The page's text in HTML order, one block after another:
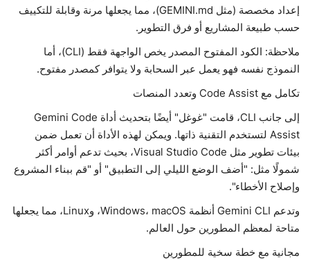
إعداد مخصصة (مثل GEMINI.md)، مما يجعلها مرنة وقابلة للتكييف
حسب طبيعة المشاريع أو فرق التطوير.
ملاحظة: الكود المفتوح المصدر يخص الواجهة فقط (CLI)، أما
النموذج نفسه فهو يعمل عبر السحابة ولا يتوافر كمصدر مفتوح.
تكامل مع Code Assist وتعدد المنصات
إلى جانب CLI، قامت "غوغل" أيضًا بتحديث أداة Gemini Code
Assist لتستخدم التقنية ذاتها. ويمكن لهذه الأداة أن تعمل ضمن
بيئات تطوير مثل Visual Studio Code، بحيث تدعم أوامر أكثر
شمولًا مثل: "أضف الوضع الليلي إلى التطبيق" أو "قم ببناء المشروع
وإصلاح الأخطاء".
وتدعم Gemini CLI أنظمة Windows، macOS، وLinux، مما يجعلها
متاحة لمعظم المطورين حول العالم.
مجانية مع خطة سخية للمطورين